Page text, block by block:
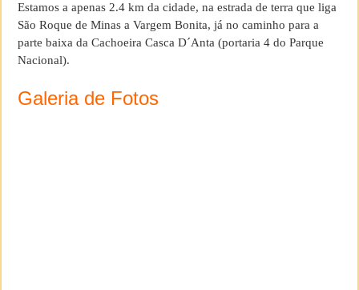
Estamos a apenas 2.4 km da cidade, na estrada de terra que liga
São Roque de Minas a Vargem Bonita, já no caminho para a
parte baixa da Cachoeira Casca D´Anta (portaria 4 do Parque
Nacional).
Galeria de Fotos